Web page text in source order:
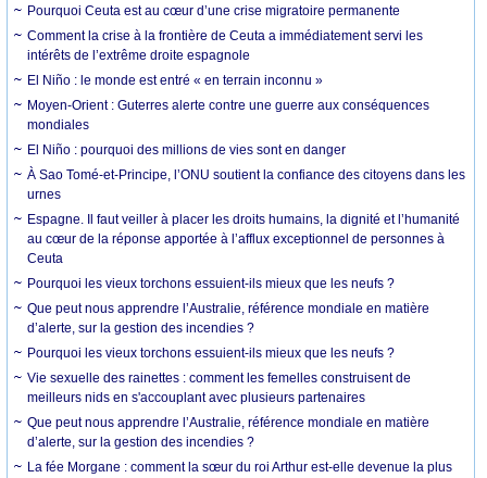
Pourquoi Ceuta est au cœur d’une crise migratoire permanente
Comment la crise à la frontière de Ceuta a immédiatement servi les
intérêts de l’extrême droite espagnole
El Niño : le monde est entré « en terrain inconnu »
Moyen-Orient : Guterres alerte contre une guerre aux conséquences
mondiales
El Niño : pourquoi des millions de vies sont en danger
À Sao Tomé-et-Principe, l’ONU soutient la confiance des citoyens dans les
urnes
Espagne. Il faut veiller à placer les droits humains, la dignité et l’humanité
au cœur de la réponse apportée à l’afflux exceptionnel de personnes à
Ceuta
Pourquoi les vieux torchons essuient-ils mieux que les neufs ?
Que peut nous apprendre l’Australie, référence mondiale en matière
d’alerte, sur la gestion des incendies ?
Pourquoi les vieux torchons essuient-ils mieux que les neufs ?
Vie sexuelle des rainettes : comment les femelles construisent de
meilleurs nids en s'accouplant avec plusieurs partenaires
Que peut nous apprendre l’Australie, référence mondiale en matière
d’alerte, sur la gestion des incendies ?
La fée Morgane : comment la sœur du roi Arthur est-elle devenue la plus